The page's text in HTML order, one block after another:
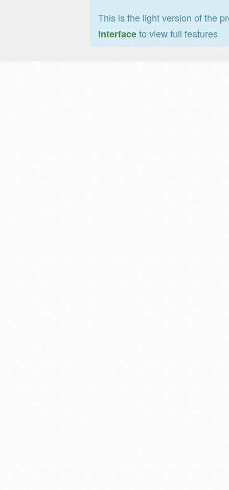
This is the light version of the
interfaceto view full features